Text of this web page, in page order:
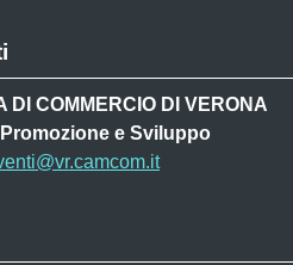
DI COMMERCIO DI VERONA
e Sviluppo